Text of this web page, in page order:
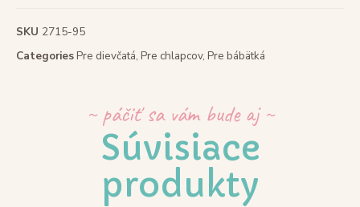
SKU 2715-95
CategoriesPre dievčatá, Pre chlapcov, Pre bábätká
~ páčiť sa vám bude aj ~
Súvisiace
produkty